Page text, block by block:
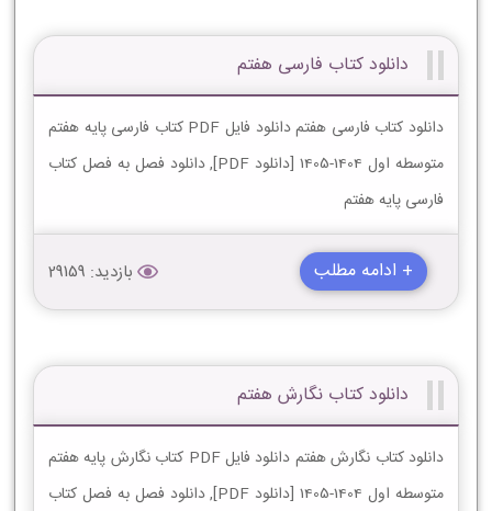
دانلود کتاب فارسی هفتم
دانلود کتاب فارسی هفتم دانلود فایل PDF کتاب فارسی پایه هفتم
متوسطه اول 1404-1405 [دانلود PDF], دانلود فصل به فصل کتاب
فارسی پایه هفتم
+ ادامه مطلب بازدید: 29159
دانلود کتاب نگارش هفتم
دانلود کتاب نگارش هفتم دانلود فایل PDF کتاب نگارش پایه هفتم
متوسطه اول 1404-1405 [دانلود PDF], دانلود فصل به فصل کتاب